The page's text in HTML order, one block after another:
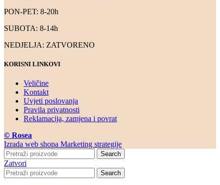
PON-PET: 8-20h
SUBOTA: 8-14h
NEDJELJA: ZATVORENO
KORISNI LINKOVI
Veličine
Kontakt
Uvjeti poslovanja
Pravila privatnosti
Reklamacija, zamjena i povrat
© Rosea
Izrada web shopa Marketing strategije
Search
Zatvori
Search